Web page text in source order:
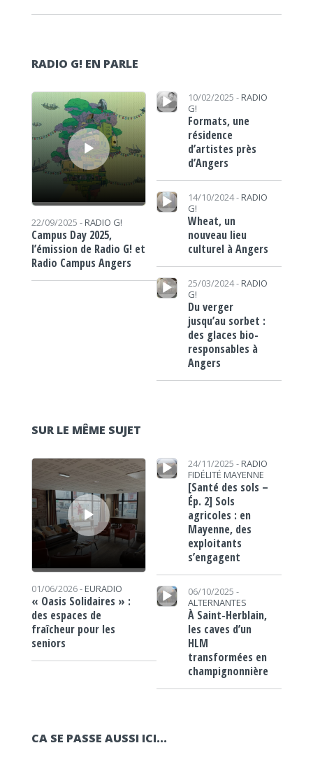
RADIO G! EN PARLE
Lecteur audio
22/09/2025 - RADIO G!
Campus Day 2025,
l’émission de Radio G! et
Radio Campus Angers
Lecteur audio 10/02/2025 - RADIO
G!
Formats, une
résidence
d’artistes près
d’Angers
Lecteur audio
14/10/2024 - RADIO
G!
Wheat, un
nouveau lieu
culturel à Angers
Lecteur audio
25/03/2024 - RADIO
G!
Du verger
jusqu’au sorbet :
des glaces bio-
responsables à
Angers
SUR LE MÊME SUJET
Lecteur audio
01/06/2026 - EURADIO
« Oasis Solidaires » :
des espaces de
fraîcheur pour les
seniors
Lecteur audio 24/11/2025 - RADIO
FIDÉLITÉ MAYENNE
[Santé des sols –
Ép. 2] Sols
agricoles : en
Mayenne, des
exploitants
s’engagent
Lecteur audio
06/10/2025 -
ALTERNANTES
À Saint-Herblain,
les caves d’un
HLM
transformées en
champignonnière
CA SE PASSE AUSSI ICI...